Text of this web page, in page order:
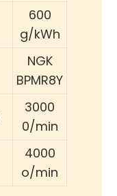
600
g/kWh
NGK
BPMR8Y
3000
0/min
4000
o/min